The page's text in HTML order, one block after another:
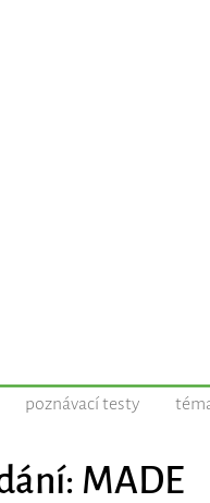
poznávací testy
MADE